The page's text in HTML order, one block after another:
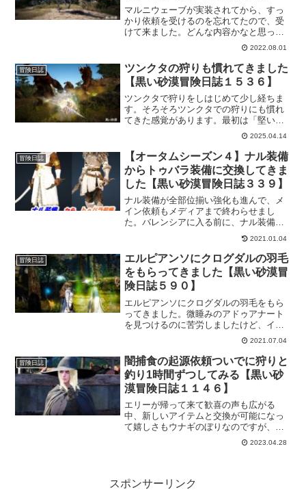
９】
マルニウェーブが実装されてから、すっ
かり依頼を受けるのを忘れてたので、受
けて来ました。どんな内容かなと思った
らクイズ形式だったのでその場でマルニ
ウェーブをもらえる仕様になってまし
た。この依頼でトッシィがいかにマルニ
様を慕っているのかがよくわかりまし
た。
2022.08.01
冒険日誌
ツンクタの狩りも慣れてきました
【黒い砂漠冒険日誌１５３６】
ツンクタで狩りをしはじめて少し経ちま
す。そろそろツンクタでの狩りにも慣れ
てきた感覚があります。最初は「堅い！
痛い！」で戸惑いましたけど、エリクサ
ーを使うことでそこそこ軽減出来てきた
のもあって、「こんな感じならいけそ
う」という感じになってきました。
2025.04.14
冒険日誌
【オータムシーズン４】ナル装備
からトゥバラ装備に交換してきま
した【黒い砂漠冒険日誌３３９】
ナル装備が全部位揃い強化も進んで、メ
イン依頼もメディアまで終わらせまし
た。バレンシアに入る前に、ナル装備を
MAXまで強化してトゥバラ装備と交換し
てきました。さすがに、ナル装備のまま
ではバレンシア地域は乗り切れそうにな
いのでトゥバラ装備に替えた方がいいで
すね。
2021.01.04
冒険日誌
エルピアンソにクログダルの羽毛
をもらってきました【黒い砂漠冒
険日誌５９０】
エルピアンソにクログダルの羽毛をもら
ってきました。微睡みのアドゥアナート
を見つけるのに苦労しましたけど、イベ
ント期間中にクログダルの息吹も、精霊
の涙も揃ったので無事完了です。おかげ
で馬の育成にも役に立ったというのがお
まけとしてはありがたいことでした。
2021.07.04
冒険日誌
闇捕食の起源依頼ついでに狩りと
釣り1時間ずつしてみる【黒い砂
漠冒険日誌１１４６】
エリーが帰って来て歓喜の声も広がる
中、新しいアイテムと交換が可能になっ
て嬉しさもウナギのぼりなのですが、さ
らに依頼をこなす事で「闇捕食の起源」
までもらえるという素敵過ぎるイベント
ました。
2023.04.28
スポンサーリンク